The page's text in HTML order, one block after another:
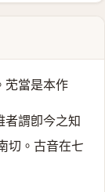
䒞當是本作
者謂卽今之知
切。古音在七